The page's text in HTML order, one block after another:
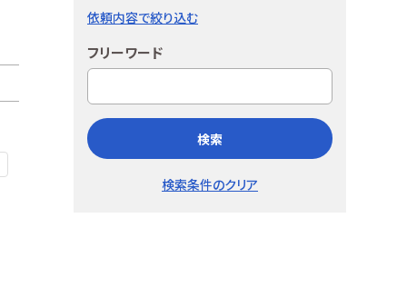
依頼内容で絞り込む
フリーワード
検索
検索条件のクリア